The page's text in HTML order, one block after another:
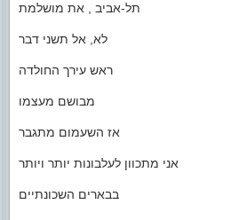
תל-אביב , את מושלמת
לא, אל תשני דבר
ראש עירך החולדה
מבושם מעצמו
אז השעמום מתגבר
אני מתכוון לעלבונות יותר ויותר
בבארים השכונתיים